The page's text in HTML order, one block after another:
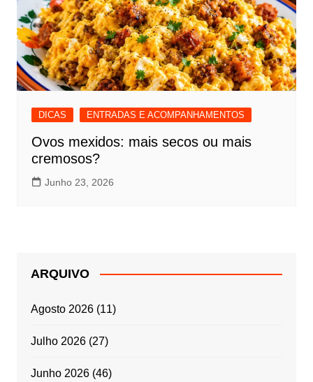
DICAS ENTRADAS E ACOMPANHAMENTOS
Ovos mexidos: mais secos ou mais
cremosos?
Junho 23, 2026
ARQUIVO
Agosto 2026(11)
Julho 2026(27)
Junho 2026(46)